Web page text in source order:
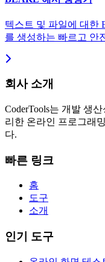
텍스트 및 파일에 대한
를 생성하는 빠르고 안
회사 소개
CoderTools는 개발 생
리한 온라인 프로그래
다.
빠른 링크
홈
도구
소개
인기 도구